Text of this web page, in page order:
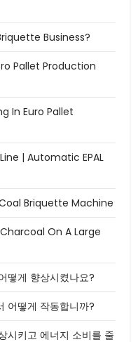
Business?
Pallet Production
In Euro Pallet
| Automatic EPAL
Briquette Machine
On A Large
떻게 향상시켰나요?
어떻게 작동합니까?
시키고 에너지 소비를 줄